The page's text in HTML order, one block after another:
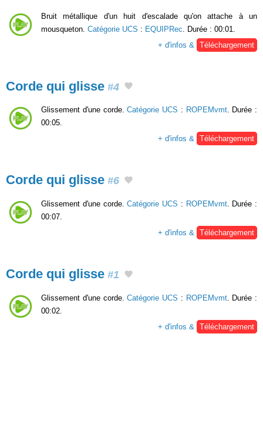
Bruit métallique d'un huit d'escalade qu'on attache à un
mousqueton. Catégorie UCS : EQUIPRec . Durée : 00:01.
+ d'infos &
Téléchargement
Corde qui glisse #4
Glissement d'une corde.Catégorie UCS : ROPEMvmt. Durée :
00:05.
+ d'infos & Téléchargement
Corde qui glisse #6
Glissement d'une corde.Catégorie UCS : ROPEMvmt. Durée :
00:07.
+ d'infos &
Téléchargement
Corde qui glisse #1
Glissement d'une corde.Catégorie UCS : ROPEMvmt. Durée :
00:02.
+ d'infos &
Téléchargement